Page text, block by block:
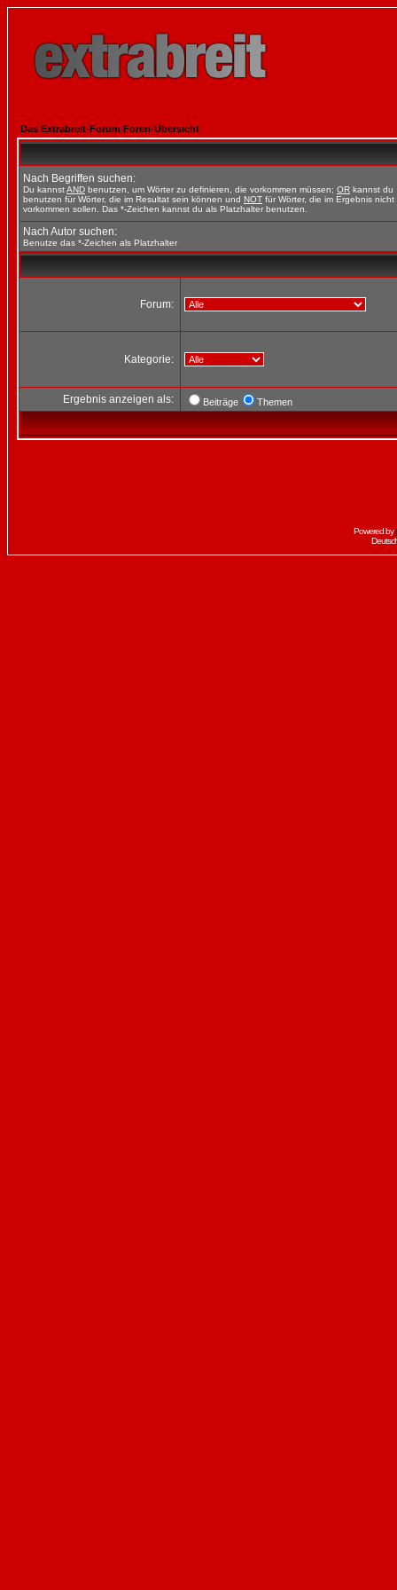
Das Extrabreit-Forum Foren-Übersicht
Nach Begriffen suchen:
Du kannstAND benutzen, um Wörter zu definieren, die vorkommen müssen; OR kannst du
benutzen für Wörter, die im Resultat sein können und NOT für Wörter, die im Ergebnis nicht
vorkommen sollen. Das *-Zeichen kannst du als Platzhalter benutzen.
Nach Autor suchen:
Benutze das *-Zeichen als Platzhalter
Forum:
Kategorie:
Ergebnis anzeigen als: Beiträge Themen
Powered by